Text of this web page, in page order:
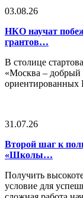
03.08.26
НКО научат
грантов…
В столице
«Москва – добрый
31.07.26
Второй шаг к
«Школы…
Получить
условие для